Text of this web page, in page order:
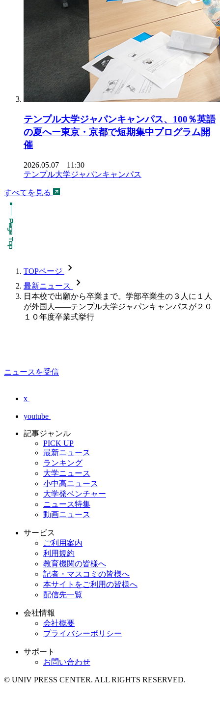
テンプル大学ジャパンキャンパス、100％英語
の夏へー東京・京都で短期集中プログラム開
催
2026.05.07 11:30
テンプル大学ジャパンキャンパス
すべてを見る
TOPページ chevron_forward
最新ニュース chevron_forward
日本校で出願から卒業まで。学部卒業生の３人に１人
が外国人――テンプル大学ジャパンキャンパスが２０
１０年度卒業式挙行
ニュースを受信
x
youtube
記事ジャンル
PICK UP
最新ニュース
ランキング
大学ニュース
小中高ニュース
大学発ベンチャー
ニュース特集
動画ニュース
サービス
ご利用案内
利用規約
教育機関の皆様へ
記者・マスコミの皆様へ
本サイトをご利用の皆様へ
配信先一覧
会社情報
会社概要
プライバシーポリシー
サポート
お問い合わせ
© UNIV PRESS CENTER. ALL RIGHTS RESERVED.